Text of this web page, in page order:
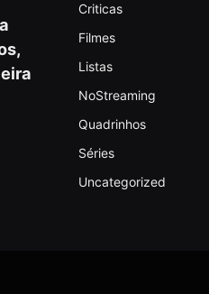
Criticas
Filmes
Listas
NoStreaming
Quadrinhos
Séries
Uncategorized